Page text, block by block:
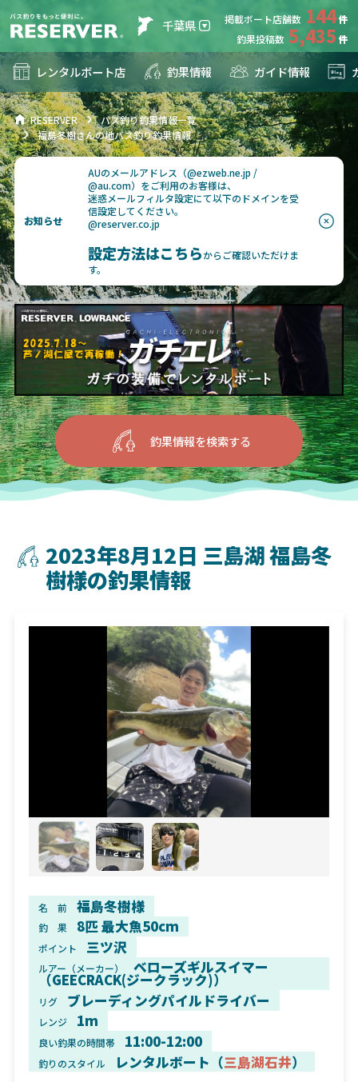
千葉県 掲載ボート店舗数 144
釣果投稿数 5,435
レンタルボート店 釣果情報 ガイド情報
RESERVER
バス釣り釣果情報一覧
福島冬樹さんの地バス釣り釣果情報
お知らせ
AUのメールアドレス（@ezweb.ne.jp /
@au.com）をご利用のお客様は、
迷惑メールフィルタ設定にて以下のドメインを受
信設定してください。
@reserver.co.jp
設定方法はこちらからご確認いただけま
す。
釣果情報を検索する
2023年8月12日 三島湖 福島冬
樹様の釣果情報
名 前 福島冬樹様
釣 果 8匹 最大魚50cm
ポイント 三ツ沢
ルアー（メーカー） ベローズギルスイマー
（GEECRACK(ジークラック)）
リグ ブレーディングパイルドライバー
レンジ 1m
良い釣果の時間帯 11:00-12:00
釣りのスタイル レンタルボート（三島湖石井）